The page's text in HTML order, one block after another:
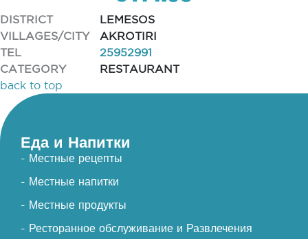
DISTRICT
LEMESOS
VILLAGES/CITY
AKROTIRI
TEL
25952991
CATEGORY
RESTAURANT
back to top
Еда и Напитки
- Местные рецепты
- Местные напитки
- Местные продукты
- Ресторанное обслуживание и Развлечения